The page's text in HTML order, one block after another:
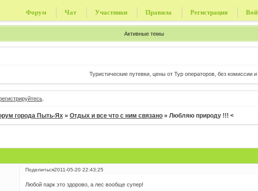
Форум Чат Участники Правила Регистрация
Активные темы
Туристические путевки, цены от Тур операторов, без комиссии и прочих
города Пыть-Ях » Отдых и все что с ним связано » Любляю природу !!! <
Поделиться2011-05-20 22:43:25
Любой парк это здорово, а лес вообще супер!